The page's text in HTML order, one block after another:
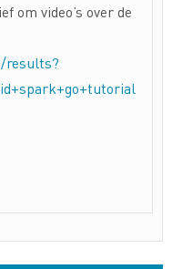
om video’s over de
results?